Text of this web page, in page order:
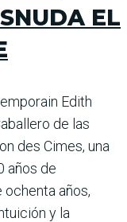
EL
Edith
de las
des Cimes, una
años de
años,
y la